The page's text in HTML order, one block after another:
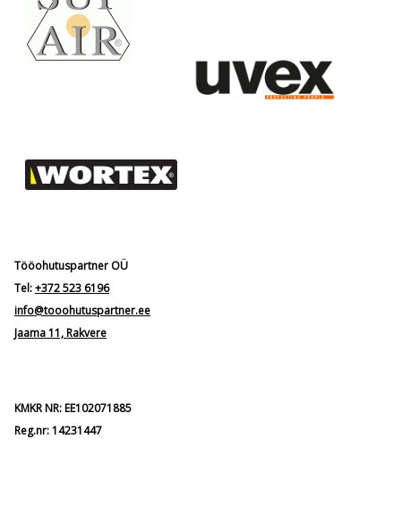
Tööohutuspartner OÜ
Tel:+372 523 6196
info@tooohutuspartner.ee
Jaama 11, Rakvere
KMKR NR: EE102071885
Reg.nr: 14231447